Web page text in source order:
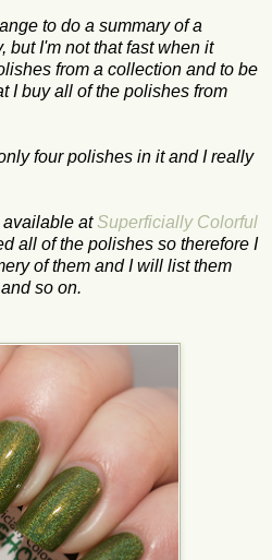
to do a summary of a
but I'm not that fast when it
from a collection and to be
I buy all of the polishes from
four polishes in it and I really
atSuperficially Colorful
all of the polishes so therefore I
of them and I will list them
so on.